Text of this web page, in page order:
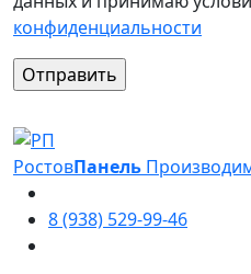
конфиденциальности
Оставьте это поле пустым.
РостовПанель
8 (938) 529-99-46